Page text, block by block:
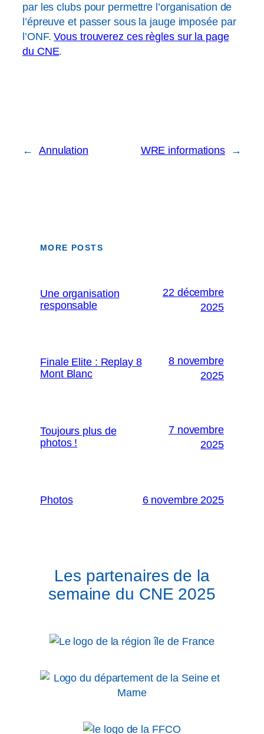
par les clubs pour permettre l’organisation de
l’épreuve et passer sous la jauge imposée par
l’ONF.Vous trouverez ces règles sur la page
du CNE.
← Annulation WRE informations →
MORE POSTS
Une organisation
responsable
22 décembre
2025
Finale Elite : Replay 8
Mont Blanc
8 novembre
2025
Toujours plus de
photos !
7 novembre
2025
Photos 6 novembre 2025
Les partenaires de la
semaine du CNE 2025